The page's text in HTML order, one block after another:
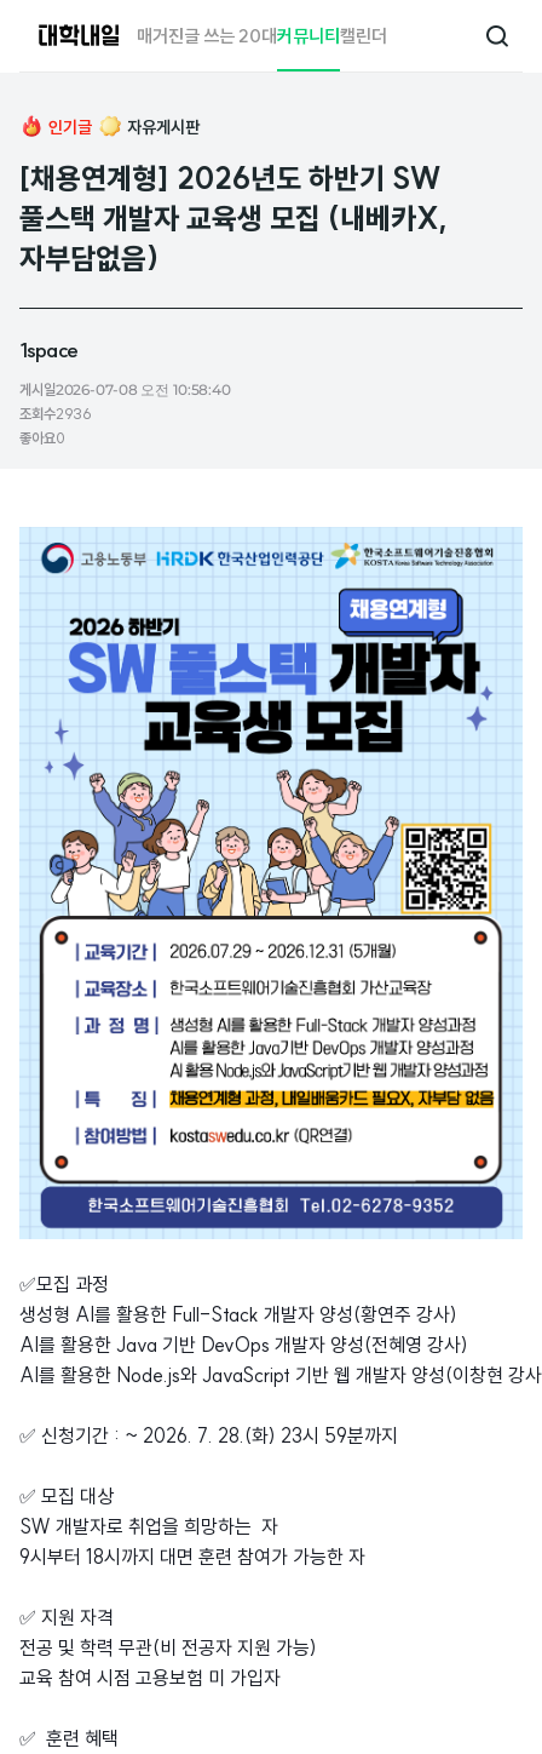
매거진글 쓰는 20대커뮤니티캘린더
검
인기글 자유게시판
[채용연계형] 2026년도 하반기 SW
풀스택 개발자 교육생 모집 (내베카X,
자부담없음)
1space
게시일2026-07-08 오전 10:58:40
조회수2936
좋아요0
✅모집 과정
생성형 AI를 활용한 Full-Stack 개발자 양성(황연주 강사)
AI를 활용한 Java 기반 DevOps 개발자 양성(전혜영 강사)
AI를 활용한 Node.js와 JavaScript 기반 웹 개발자 양성(이창현 강
✅ 신청기간 : ~ 2026. 7. 28.(화) 23시 59분까지
✅ 모집 대상
SW 개발자로 취업을 희망하는 자
9시부터 18시까지 대면 훈련 참여가 가능한 자
✅ 지원 자격
전공 및 학력 무관(비 전공자 지원 가능)
교육 참여 시점 고용보험 미 가입자
✅ 훈련 혜택